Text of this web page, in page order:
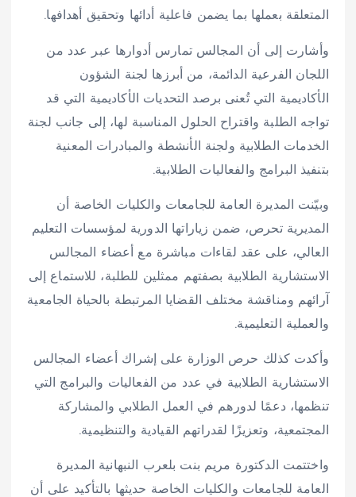
المتعلقة بعملها بما يضمن فاعلية أدائها وتحقيق أهدافها.
وأشارت إلى أن المجالس تمارس أدوارها عبر عدد من
اللجان الفرعية الدائمة، من أبرزها لجنة الشؤون
الأكاديمية التي تُعنى برصد التحديات الأكاديمية التي قد
تواجه الطلبة واقتراح الحلول المناسبة لها، إلى جانب لجنة
الخدمات الطلابية ولجنة الأنشطة والمبادرات المعنية
بتنفيذ البرامج والفعاليات الطلابية.
وبيّنت المديرة العامة للجامعات والكليات الخاصة أن
المديرية تحرص، ضمن زياراتها الدورية لمؤسسات التعليم
العالي، على عقد لقاءات مباشرة مع أعضاء المجالس
الاستشارية الطلابية بصفتهم ممثلين للطلبة، للاستماع إلى
آرائهم ومناقشة مختلف القضايا المرتبطة بالحياة الجامعية
والعملية التعليمية.
وأكدت كذلك حرص الوزارة على إشراك أعضاء المجالس
الاستشارية الطلابية في عدد من الفعاليات والبرامج التي
تنظمها، دعمًا لدورهم في العمل الطلابي والمشاركة
المجتمعية، وتعزيزًا لقدراتهم القيادية والتنظيمية.
واختتمت الدكتورة مريم بنت بلعرب النبهانية المديرة
العامة للجامعات والكليات الخاصة حديثها بالتأكيد على أن